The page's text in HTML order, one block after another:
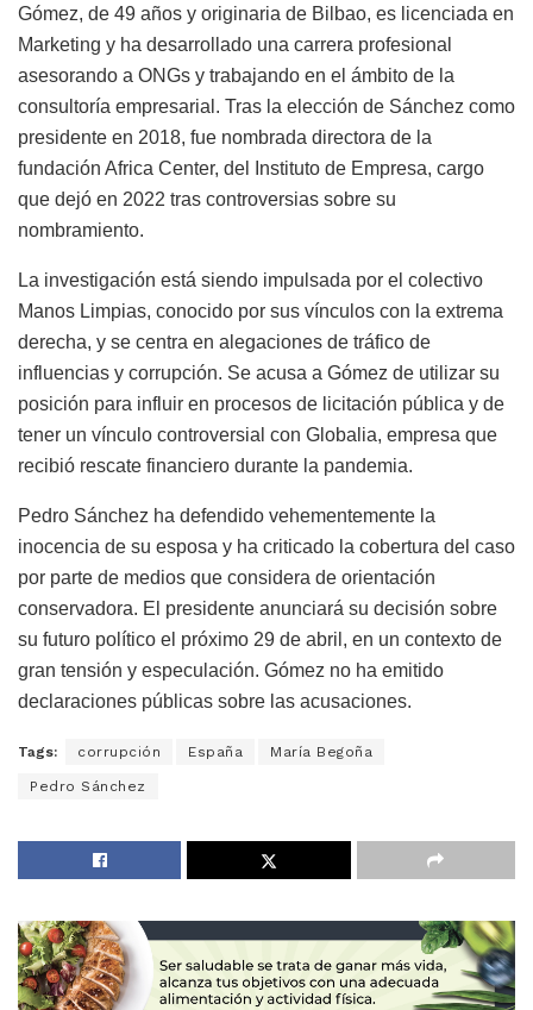
Gómez, de 49 años y originaria de Bilbao, es licenciada en
Marketing y ha desarrollado una carrera profesional
asesorando a ONGs y trabajando en el ámbito de la
consultoría empresarial. Tras la elección de Sánchez como
presidente en 2018, fue nombrada directora de la
fundación Africa Center, del Instituto de Empresa, cargo
que dejó en 2022 tras controversias sobre su
nombramiento.
La investigación está siendo impulsada por el colectivo
Manos Limpias, conocido por sus vínculos con la extrema
derecha, y se centra en alegaciones de tráfico de
influencias y corrupción. Se acusa a Gómez de utilizar su
posición para influir en procesos de licitación pública y de
tener un vínculo controversial con Globalia, empresa que
recibió rescate financiero durante la pandemia.
Pedro Sánchez ha defendido vehementemente la
inocencia de su esposa y ha criticado la cobertura del caso
por parte de medios que considera de orientación
conservadora. El presidente anunciará su decisión sobre
su futuro político el próximo 29 de abril, en un contexto de
gran tensión y especulación. Gómez no ha emitido
declaraciones públicas sobre las acusaciones.
Tags: corrupción España María Begoña
Pedro Sánchez